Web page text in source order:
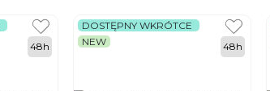
48h
DOSTĘPNY WKRÓTCE
NEW
48h